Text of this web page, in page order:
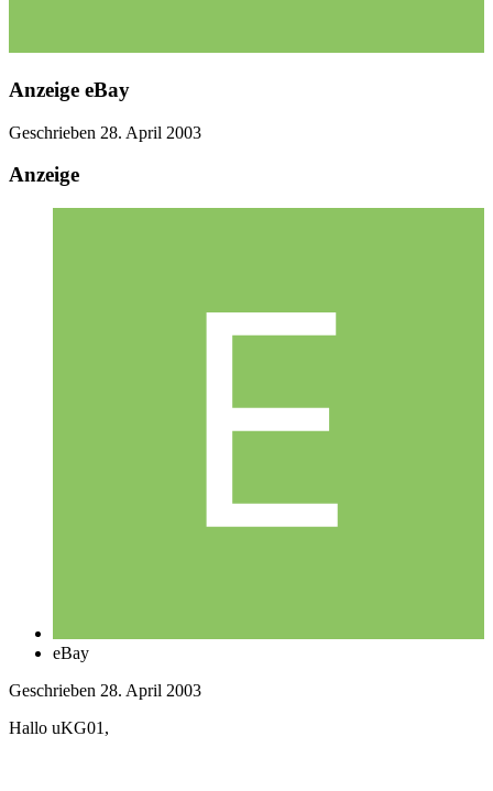
Anzeige eBay
Geschrieben 28. April 2003
Anzeige
eBay
Geschrieben 28. April 2003
Hallo uKG01,